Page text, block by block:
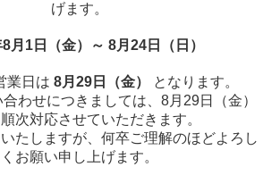
げます。
月1日（金）～ 8月24日（日）
業日は 8月29日（金）
となります。
わせにつきましては、8月29日（金）
次対応させていただきます。
たしますが、何卒ご理解のほどよろし
くお願い申し上げます。